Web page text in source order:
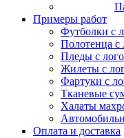
Примеры работ
Футболки с
Полотенца с
Пледы с
Жилеты с
Фартуки с
Тканевые
Халаты
Оплата и доставка